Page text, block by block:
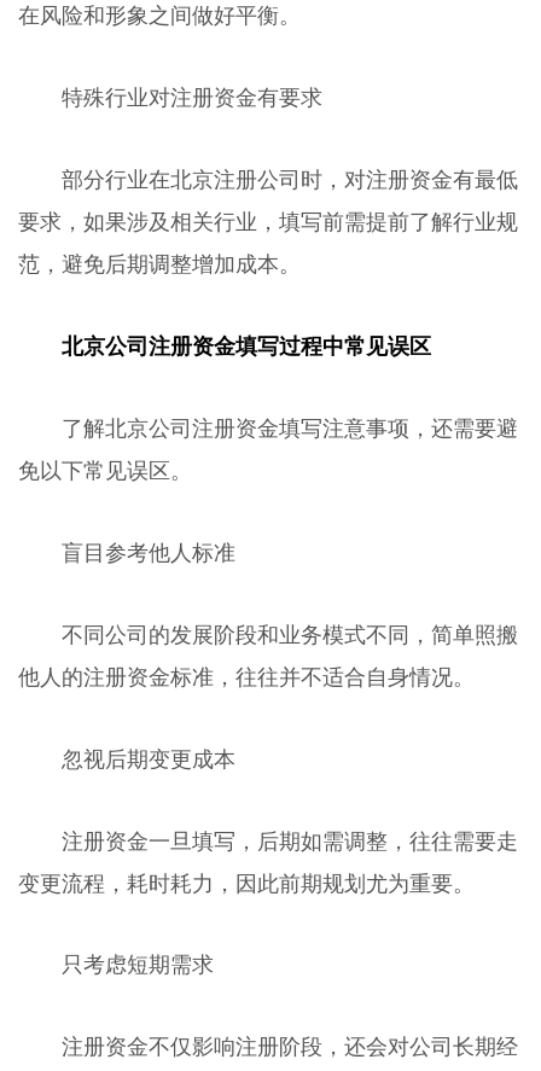
在风险和形象之间做好平衡。
特殊行业对注册资金有要求
部分行业在北京注册公司时，对注册资金有最低
要求，如果涉及相关行业，填写前需提前了解行业规
范，避免后期调整增加成本。
北京公司注册资金填写过程中常见误区
了解北京公司注册资金填写注意事项，还需要避
免以下常见误区。
盲目参考他人标准
不同公司的发展阶段和业务模式不同，简单照搬
他人的注册资金标准，往往并不适合自身情况。
忽视后期变更成本
注册资金一旦填写，后期如需调整，往往需要走
变更流程，耗时耗力，因此前期规划尤为重要。
只考虑短期需求
注册资金不仅影响注册阶段，还会对公司长期经